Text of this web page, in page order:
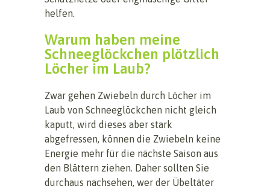
helfen.
Warum haben meine
Schneeglöckchen plötzlich
Löcher im Laub?
Zwar gehen Zwiebeln durch Löcher im
Laub von Schneeglöckchen nicht gleich
kaputt, wird dieses aber stark
abgefressen, können die Zwiebeln keine
Energie mehr für die nächste Saison aus
den Blättern ziehen. Daher sollten Sie
durchaus nachsehen, wer der Übeltäter